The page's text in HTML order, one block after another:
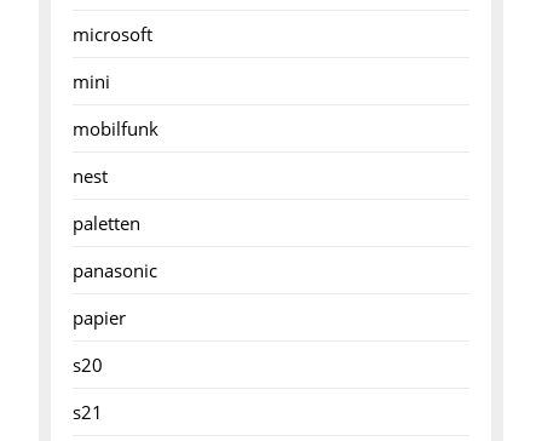
microsoft
mini
mobilfunk
nest
paletten
panasonic
papier
s20
s21